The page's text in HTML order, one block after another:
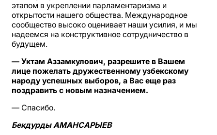
этапом в укреплении парламентаризма и
открытости нашего общества. Международное
сообщество высоко оценивает наши усилия, и мы
надеемся на конструктивное сотрудничество в
будущем.
— Уктам Аззамкулович, разрешите в Вашем
лице пожелать дружественному узбекскому
народу успешных выборов, а Вас еще раз
поздравить с новым назначением.
— Спасибо.
Бекдурды АМАНСАРЫЕВ